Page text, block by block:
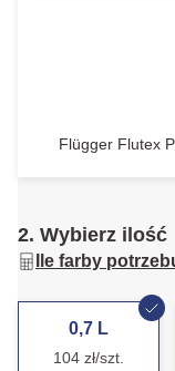
Flügger Flutex
2. Wybierz ilość
Ile farby
0,7 L
104 zł/szt.